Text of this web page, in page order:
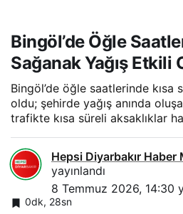
Bingöl’de Öğle
Sağanak Yağış Etkili
Bingöl’de öğle saatlerinde kısa
oldu; şehirde yağış anında
trafikte kısa süreli aksaklıklar
Hepsi Diyarbakır Haber
yayınlandı
8 Temmuz 2026, 14:30
0dk, 28sn